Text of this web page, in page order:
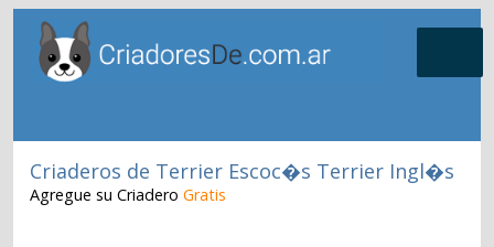
Criaderos de Terrier Escoc�s Terrier Ingl�s
Agregue su CriaderoGratis